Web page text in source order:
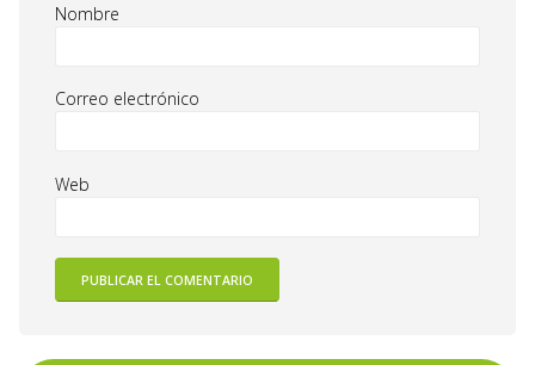
Nombre
Correo electrónico
Web